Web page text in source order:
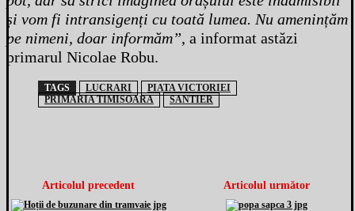
și vom fi intransigenți cu toată lumea. Nu amenințăm
pe nimeni, doar informăm”, a informat astăzi
primarul Nicolae Robu.
TAGS LUCRARI
PIATA VICTORIEI
PRIMARIA TIMISOARA
SANTIER
Articolul precedent Articolul următor